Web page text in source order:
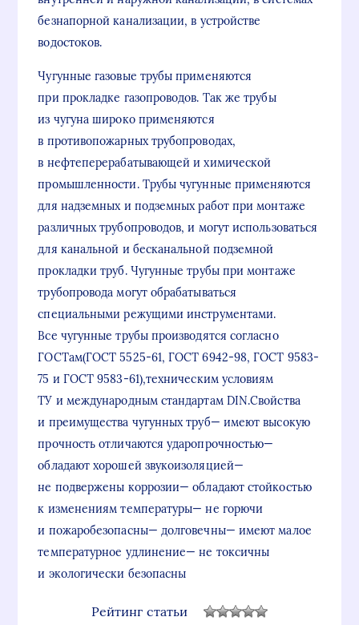
безнапорной канализации, в устройстве
водостоков.
Чугунные газовые трубы применяются
при прокладке газопроводов. Так же трубы
из чугуна широко применяются
в противопожарных трубопроводах,
в нефтеперерабатывающей и химической
промышленности. Трубы чугунные применяются
для надземных и подземных работ при монтаже
различных трубопроводов, и могут использоваться
для канальной и бесканальной подземной
прокладки труб. Чугунные трубы при монтаже
трубопровода могут обрабатываться
специальными режущими инструментами.
Все чугунные трубы производятся согласно
ГОСТам(ГОСТ 5525-61, ГОСТ 6942-98, ГОСТ 9583-
75 и ГОСТ 9583-61),техническим условиям
ТУ и международным стандартам DIN.Свойства
и преимущества чугунных труб— имеют высокую
прочность отличаются ударопрочностью—
обладают хорошей звукоизоляцией—
не подвержены коррозии— обладают стойкостью
к изменениям температуры— не горючи
и пожаробезопасны— долговечны— имеют малое
температурное удлинение— не токсичны
и экологически безопасны
Рейтинг статьи